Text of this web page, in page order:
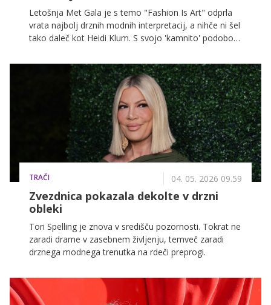
Letošnja Met Gala je s temo "Fashion Is Art" odprla
vrata najbolj drznih modnih interpretacij, a nihče ni šel
tako daleč kot Heidi Klum. S svojo 'kamnito' podobo
javnost.
TRAČI 04. 05. 2026 09.59
Zvezdnica pokazala dekolte v drzni
obleki
Tori Spelling je znova v središču pozornosti. Tokrat ne
zaradi drame v zasebnem življenju, temveč zaradi
drznega modnega trenutka na rdeči preprogi.